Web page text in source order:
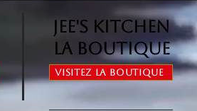
jee's kitchen
la boutique
Visitez la boutique